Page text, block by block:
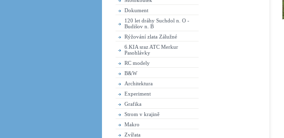
Dokument
120 let dráhy Suchdol n. O -
Budišov n. B
Rýžování zlata Zálužné
6.KIA sraz ATC Merkur
Pasohlávky
RC modely
B&W
Architektura
Experiment
Grafika
Strom v krajině
Makro
Zvířata